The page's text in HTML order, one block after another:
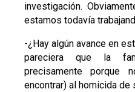
investigación.
estamos todavía
-¿Hay algún avance en
pareciera que la
precisamente porque
encontrar) al homicida de